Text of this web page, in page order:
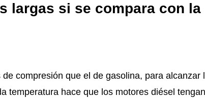
largas si se compara con la
compresión que el de gasolina, para alcanzar
temperatura hace que los motores diésel